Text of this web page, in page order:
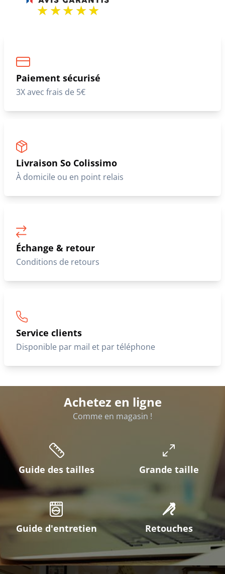
Paiement sécurisé
3X avec frais de 5€
Livraison So Colissimo
À domicile ou en point relais
Échange & retour
Conditions de retours
Service clients
Disponible par mail et par téléphone
Achetez en ligne
Comme en magasin !
Guide des tailles Grande taille
Guide d'entretien Retouches